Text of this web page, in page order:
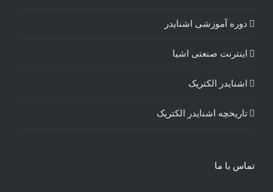
دوره آموزشی اشنایدر
اینترنت صنعتی اشیا
اشنایدر الکتریک
تاریخچه اشنایدر الکتریک
تماس با ما